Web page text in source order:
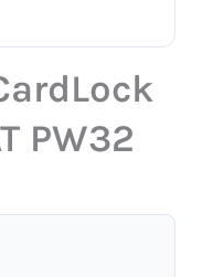
PW32